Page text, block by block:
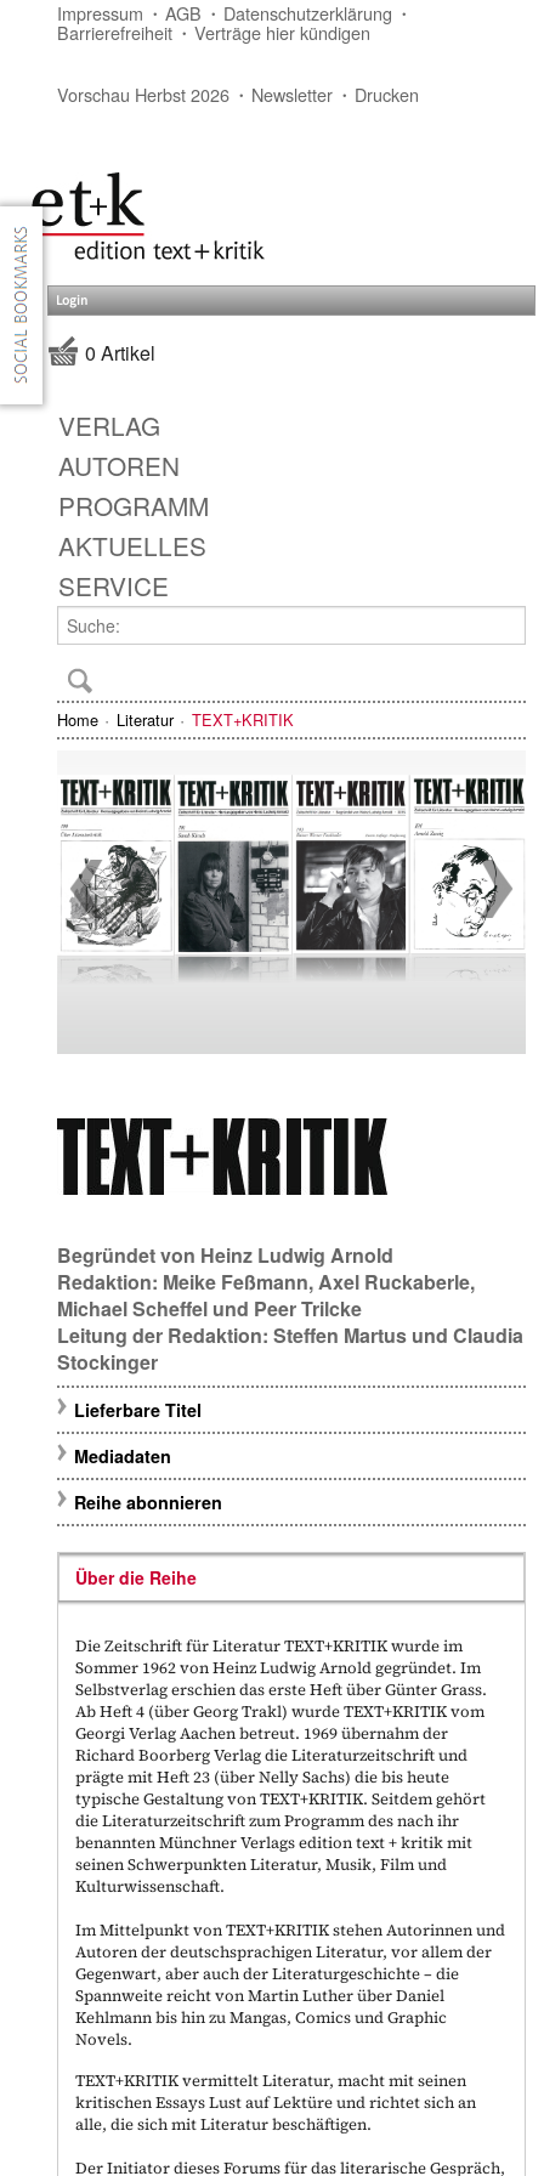
Impressum AGB Datenschutzerklärung
Barrierefreiheit Verträge hier kündigen
Vorschau Herbst 2026 Newsletter Drucken
Login
0 Artikel
VERLAG
AUTOREN
PROGRAMM
AKTUELLES
SERVICE
Home Literatur TEXT+KRITIK
Begründet von Heinz Ludwig Arnold
Redaktion: Meike Feßmann,Axel Ruckaberle,
Michael Scheffel und Peer Trilcke
Leitung der Redaktion: Steffen Martus und Claudia
Stockinger
Lieferbare Titel
Mediadaten
Reihe abonnieren
Über die Reihe
Die Zeitschrift für Literatur TEXT+KRITIK wurde im
Sommer 1962 von Heinz Ludwig Arnold gegründet. Im
Selbstverlag erschien das erste Heft über Günter Grass.
Ab Heft 4 (über Georg Trakl) wurde TEXT+KRITIK vom
Georgi Verlag Aachen betreut. 1969 übernahm der
Richard Boorberg Verlag die Literaturzeitschrift und
prägte mit Heft 23 (über Nelly Sachs) die bis heute
typische Gestaltung von TEXT+KRITIK. Seitdem gehört
die Literaturzeitschrift zum Programm des nach ihr
benannten Münchner Verlags edition text + kritik mit
seinen Schwerpunkten Literatur, Musik, Film und
Kulturwissenschaft.
Im Mittelpunkt von TEXT+KRITIK stehen Autorinnen und
Autoren der deutschsprachigen Literatur, vor allem der
Gegenwart, aber auch der Literaturgeschichte – die
Spannweite reicht von Martin Luther über Daniel
Kehlmann bis hin zu Mangas, Comics und Graphic
Novels.
TEXT+KRITIK vermittelt Literatur, macht mit seinen
kritischen Essays Lust auf Lektüre und richtet sich an
alle, die sich mit Literatur beschäftigen.
Der Initiator dieses Forums für das literarische Gespräch,